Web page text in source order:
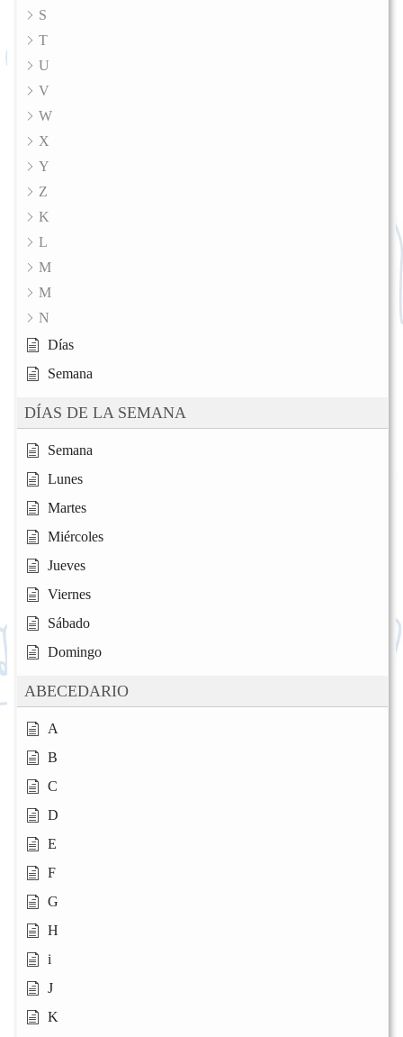
S
T
U
V
W
X
Y
Z
K
L
M
M
N
Días
Semana
DÍAS DE LA SEMANA
Semana
Lunes
Martes
Miércoles
Jueves
Viernes
Sábado
Domingo
ABECEDARIO
A
B
C
D
E
F
G
H
i
J
K